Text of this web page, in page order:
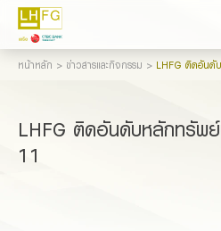
หน้าหลัก ข่าวสารและกิจกรรม LHFG ติดอันดั
LHFG ติดอันดับหลักทรัพ
11